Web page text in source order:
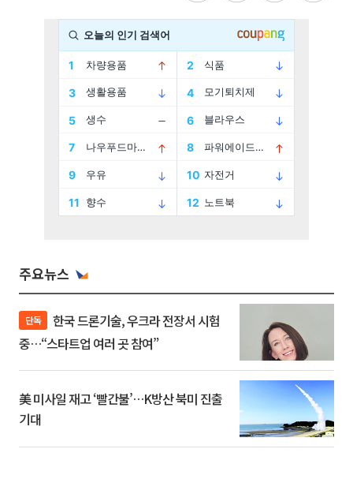
주요뉴스
단독
중…“스타트업 여러 곳 참여”
美 미사일 재고 ‘빨간불’…K방산 북미 진출
기대